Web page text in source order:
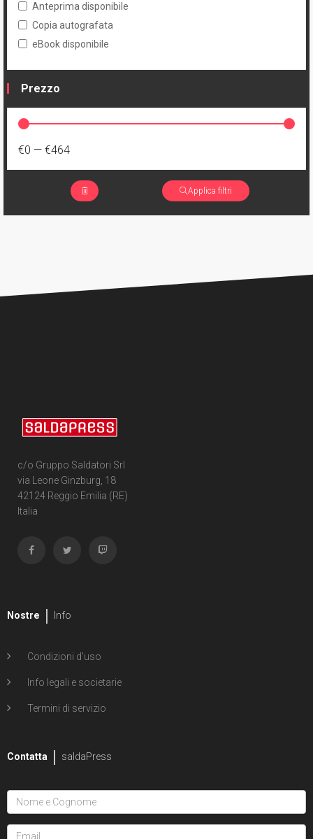
Anteprima disponibile
Copia autografata
eBook disponibile
Prezzo
€0 — €464
Applica filtri
c/o Gruppo Saldatori Srl
via Leone Ginzburg, 18
42124 Reggio Emilia (RE)
Italia
Nostre Info
Condizioni d'uso
Info legali e societarie
Termini di servizio
Contatta saldaPress